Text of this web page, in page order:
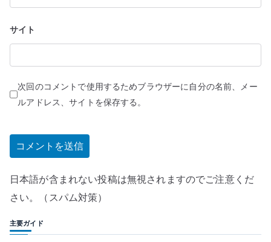
サイト
次回のコメントで使用するためブラウザーに自分の名前、メー
ルアドレス、サイトを保存する。
日本語が含まれない投稿は無視されますのでご注意くだ
さい。（スパム対策）
主要ガイド